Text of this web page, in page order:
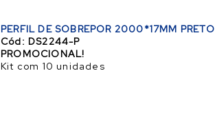
PERFIL DE SOBREPOR 2000*17MM PRETO
Cód: DS2244-P
PROMOCIONAL!
Kit com 10 unidades